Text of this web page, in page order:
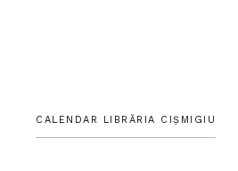
CALENDAR LIBRĂRIA CIȘMIGIU